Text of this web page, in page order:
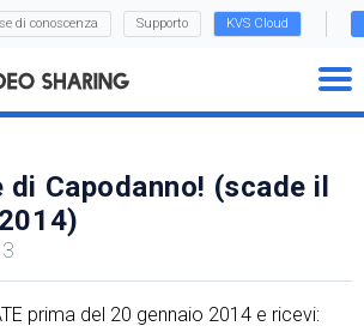
di conoscenza Supporto KVS Cloud
Capodanno! (scade il
prima del 20 gennaio 2014 e ricevi: